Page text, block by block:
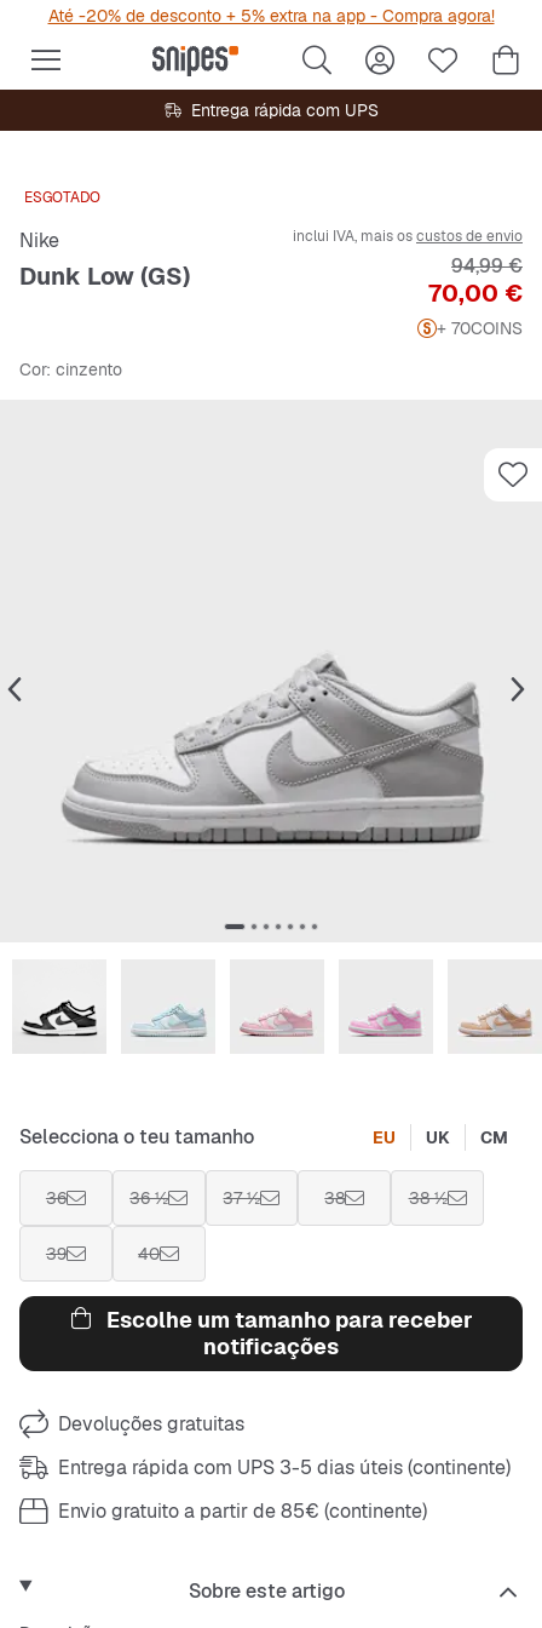
Até -20% de desconto + 5% extra na app - Compra agora!
Entrega rápida com UPS
ESGOTADO
Nike
Dunk Low (GS)
inclui IVA, mais oscustos de envio
Preço
70,00 €
Preço
94,99 €
+ 70COINS
Cor: cinzento
Selecciona o teu tamanho EU UK CM
36 36 ½ 37 ½ 38 38 ½
39 40
Escolhe um tamanho para receber
notificações
Devoluções gratuitas
Entrega rápida com UPS 3-5 dias úteis (continente)
Envio gratuito a partir de 85€ (continente)
Sobre este artigo